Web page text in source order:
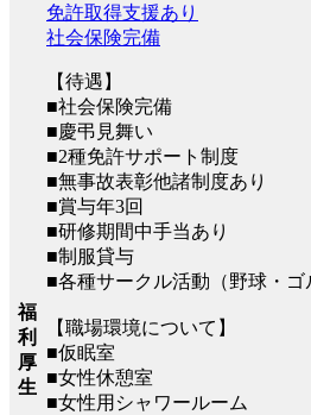
福
利
厚
生
免許取得支援あり
社会保険完備
【待遇】
■社会保険完備
■慶弔見舞い
■2種免許サポート制度
■無事故表彰他諸制度あり
■賞与年3回
■研修期間中手当あり
■制服貸与
■各種サークル活動（野球・
【職場環境について】
■仮眠室
■女性休憩室
■女性用シャワールーム